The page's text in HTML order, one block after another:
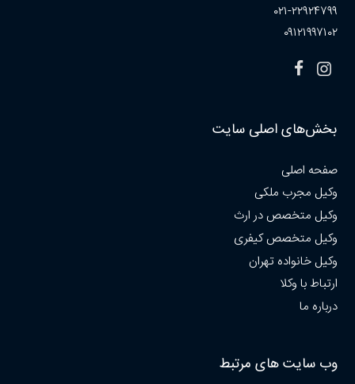
۰۲۱-۲۲۹۲۴۷۹۹
۰۹۱۲۱۹۹۷۱۰۲
بخش‌های اصلی سایت
صفحه اصلی
وکیل مجرب ملکی
وکیل متخصص در ارث
وکیل متخصص کیفری
وکیل خانواده تهران
ارتباط با وکلا
درباره ما
وب سایت های مرتبط